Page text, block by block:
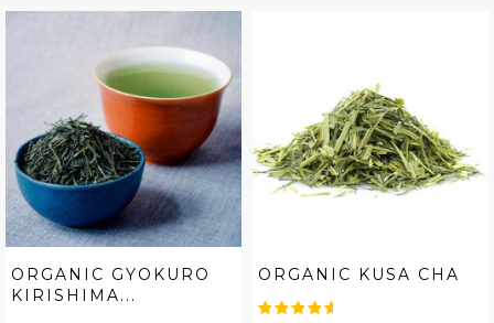
ORGANIC GYOKURO
KIRISHIMA...
ORGANIC KUSA CHA